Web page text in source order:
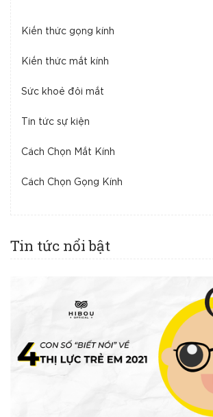
Kiến thức gọng kính
Kiến thức mắt kính
Sức khoẻ đôi mắt
Tin tức sự kiện
Cách Chọn Mắt Kính
Cách Chọn Gọng Kính
Tin tức nổi bật